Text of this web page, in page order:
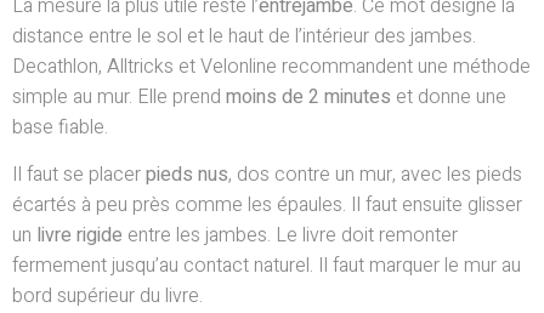
La mesure la plus utile reste l’entrejambe. Ce mot désigne la
distance entre le sol et le haut de l’intérieur des jambes.
Decathlon, Alltricks et Velonline recommandent une méthode
simple au mur. Elle prend moins de 2 minutes et donne une
base fiable.
Il faut se placerpieds nus, dos contre un mur, avec les pieds
écartés à peu près comme les épaules. Il faut ensuite glisser
un livre rigide entre les jambes. Le livre doit remonter
fermement jusqu’au contact naturel. Il faut marquer le mur au
bord supérieur du livre.